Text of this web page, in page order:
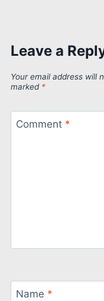
Leave a
Your email address will
marked *
Comment *
Name *